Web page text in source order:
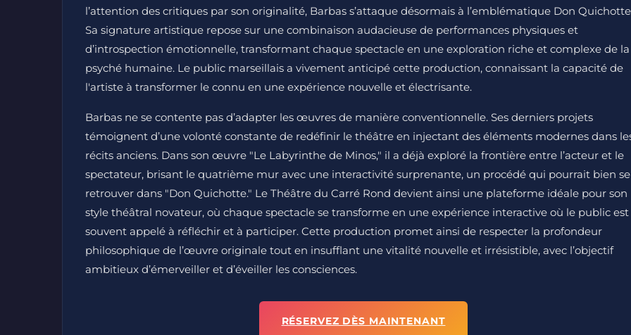
l’attention des critiques par son originalité, Barbas s’attaque désormais à l’emblématique Don
Sa signature artistique repose sur une combinaison audacieuse de performances physiques et
d’introspection émotionnelle, transformant chaque spectacle en une exploration riche et complexe de la
psyché humaine. Le public marseillais a vivement anticipé cette production, connaissant la capacité de
l'artiste à transformer le connu en une expérience nouvelle et électrisante.
Barbas ne se contente pas d’adapter les œuvres de manière conventionnelle. Ses derniers projets
témoignent d’une volonté constante de redéfinir le théâtre en injectant des éléments modernes dans
récits anciens. Dans son œuvre "Le Labyrinthe de Minos," il a déjà exploré la frontière entre l’acteur et le
spectateur, brisant le quatrième mur avec une interactivité surprenante, un procédé qui pourrait bien se
retrouver dans "Don Quichotte." Le Théâtre du Carré Rond devient ainsi une plateforme idéale pour son
style théâtral novateur, où chaque spectacle se transforme en une expérience interactive où le public est
souvent appelé à réfléchir et à participer. Cette production promet ainsi de respecter la profondeur
philosophique de l’œuvre originale tout en insufflant une vitalité nouvelle et irrésistible, avec l’objectif
ambitieux d’émerveiller et d’éveiller les consciences.
RÉSERVEZ DÈS MAINTENANT